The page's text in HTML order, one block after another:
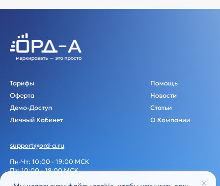
Тарифы
Оферта
Демо-Доступ
Личный Кабинет
Помощь
Новости
Статьи
О Компании
support@ord-a.ru
Пн-Чт: 10:00 - 19:00 МСК
Пт: 10:00 - 18:00 МСК